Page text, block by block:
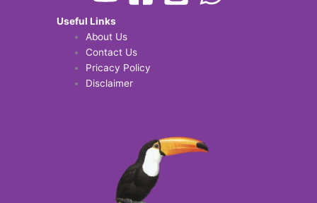
Useful Links
About Us
Contact Us
Pricacy Policy
Disclaimer